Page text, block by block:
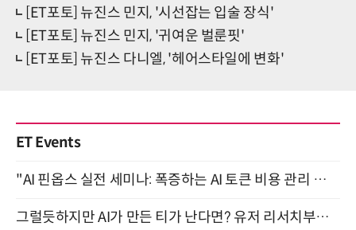
[ET포토] 뉴진스 민지, '시선잡는 입술 장식'
[ET포토] 뉴진스 민지, '귀여운 벌룬핏'
[ET포토] 뉴진스 다니엘, '헤어스타일에 변화'
ET Events
"AI 핀옵스 실전 세미나: 폭증하는 AI 토큰 비용 관리 전략" 8월 21일 개최
그럴듯하지만 AI가 만든 티가 난다면? 유저 리서치부터 배포까지! (9/15)